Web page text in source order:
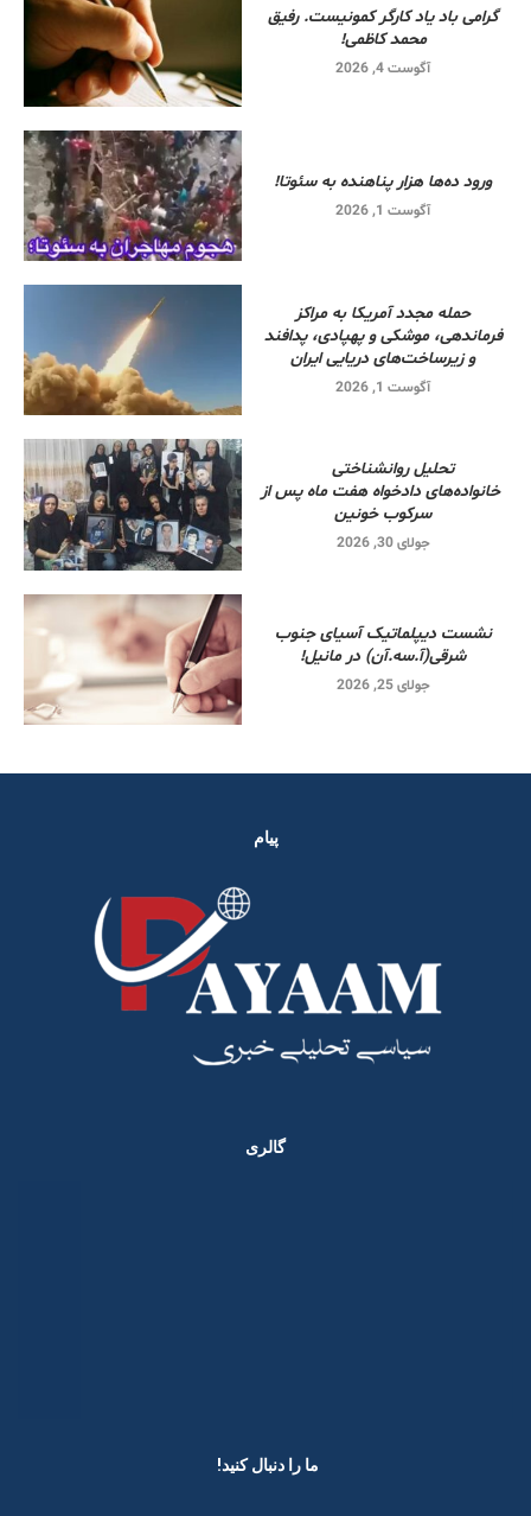
گرامی باد یاد کارگر کمونیست. رفیق
محمد کاظمی!
آگوست 4, 2026
ورود ده‌ها هزار پناهنده به سئوتا!
آگوست 1, 2026
حمله مجدد آمریکا به مراکز
فرماندهی، موشکی و پهپادی، پدافند
و زیرساخت‌های دریایی ایران
آگوست 1, 2026
تحلیل روانشناختی
خانواده‌های دادخواه هفت ماه پس از
سرکوب خونین
جولای 30, 2026
نشست دیپلماتیک آسیای جنوب
شرقی‌(آ.سه.آن) در مانیل!
جولای 25, 2026
پیام
گالری
ما را دنبال کنید! ​